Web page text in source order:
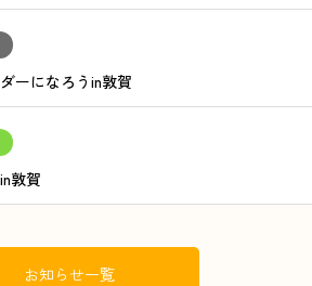
ーになろうin敦賀
敦賀
お知らせ一覧